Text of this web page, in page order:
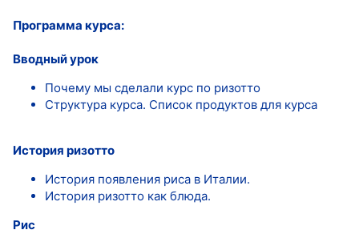
Программа курса:
Вводный урок
Почему мы сделали курс по ризотто
Структура курса. Список продуктов для курса
История ризотто
История появления риса в Италии.
История ризотто как блюда.
Рис